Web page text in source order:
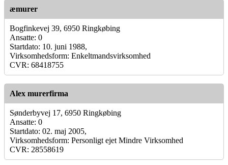
æmurer
Bogfinkevej 39, 6950 Ringkøbing
Ansatte: 0
Startdato: 10. juni 1988,
Virksomhedsform: Enkeltmandsvirksomhed
CVR: 68418755
Alex murerfirma
Sønderbyvej 17, 6950 Ringkøbing
Ansatte: 0
Startdato: 02. maj 2005,
Virksomhedsform: Personligt ejet Mindre Virksomhed
CVR: 28558619